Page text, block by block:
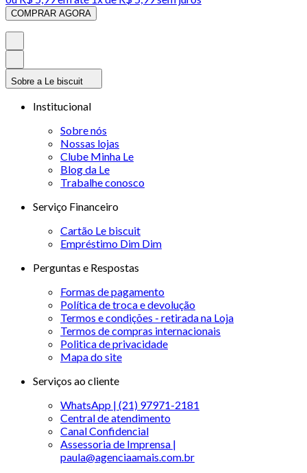
COMPRAR AGORA
Sobre a Le biscuit
Institucional
Sobre nós
Nossas lojas
Clube Minha Le
Blog da Le
Trabalhe conosco
Serviço Financeiro
Cartão Le biscuit
Empréstimo Dim Dim
Perguntas e Respostas
Formas de pagamento
Política de troca e devolução
Termos e condições - retirada na Loja
Termos de compras internacionais
Politica de privacidade
Mapa do site
Serviços ao cliente
WhatsApp | (21) 97971-2181
Central de atendimento
Canal Confidencial
Assessoria de Imprensa |
paula@agenciaamais.com.br